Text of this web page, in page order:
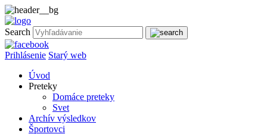
Search
Prihlásenie Starý web
Úvod
Preteky
Domáce preteky
Svet
Archív výsledkov
Športovci